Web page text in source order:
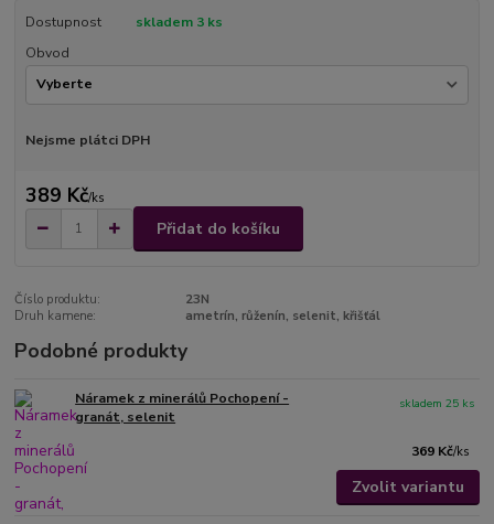
Dostupnost
skladem 3 ks
Obvod
Nejsme plátci DPH
389 Kč/ks
Přidat do košíku
Číslo produktu:
23N
Druh kamene:
ametrín, růženín, selenit, křišťál
Podobné produkty
Náramek z minerálů Pochopení -
granát, selenit
369 Kč/ks
skladem 25 ks
Zvolit variantu